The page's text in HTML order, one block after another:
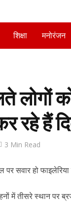
शिक्षा मनोरंजन
लोगों
रहे हैं
3 Min Read
पर सवार हो
में तीसरे स्थान पर